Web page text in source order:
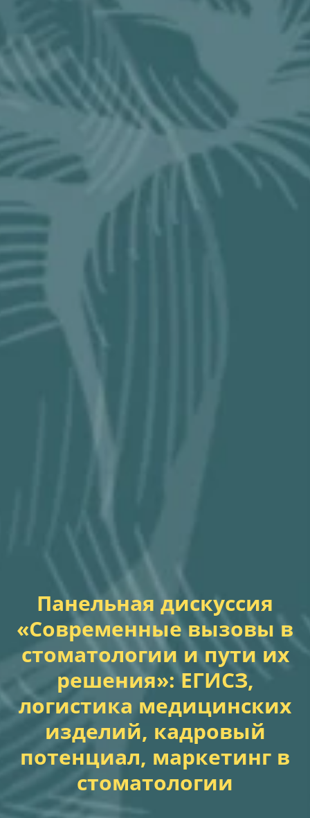
Панельная дискуссия
«Современные вызовы в
стоматологии и пути их
решения»: ЕГИСЗ,
логистика медицинских
изделий, кадровый
потенциал, маркетинг в
стоматологии